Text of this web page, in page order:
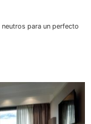
para un perfecto